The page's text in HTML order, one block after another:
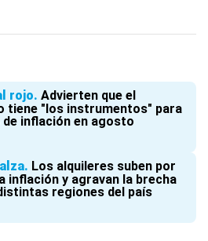
rojo Advierten que el
tiene "los instrumentos" para
de inflación en agosto
Los alquileres suben por
inflación y agravan la brecha
regiones del país